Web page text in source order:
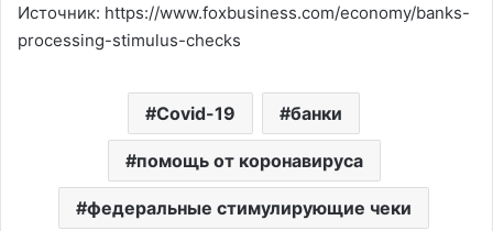
Источник: https://www.foxbusiness.com/economy/banks-
processing-stimulus-checks
Covid-19 банки
помощь от коронавируса
федеральные стимулирующие чеки